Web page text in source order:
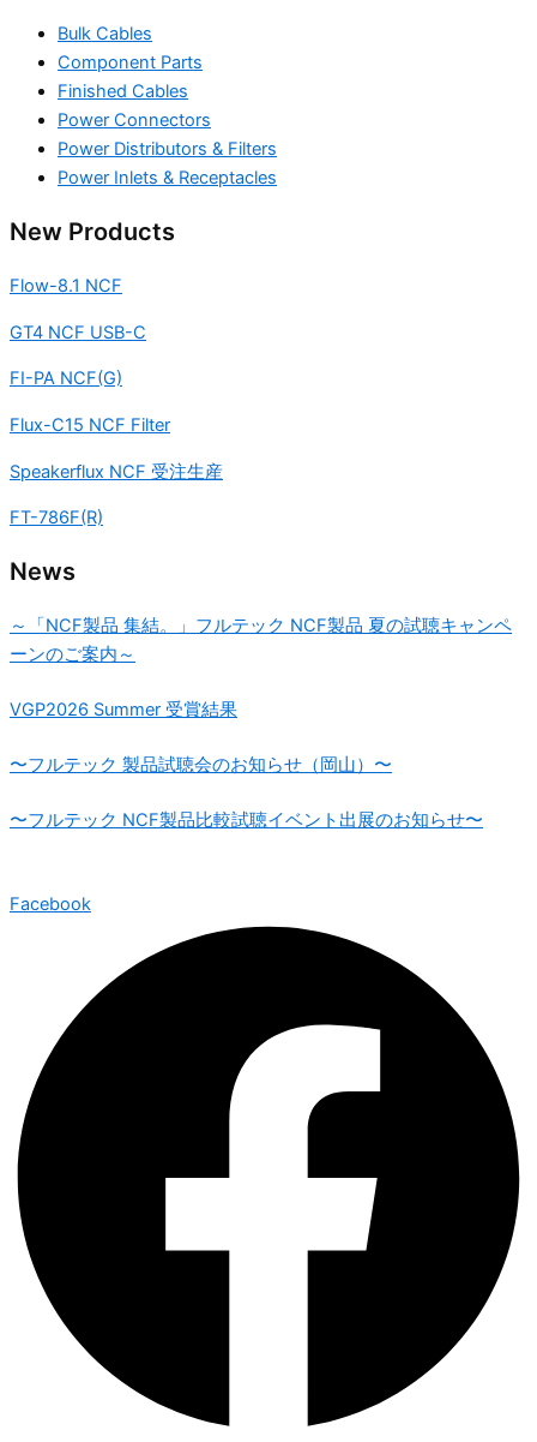
Bulk Cables
Component Parts
Finished Cables
Power Connectors
Power Distributors & Filters
Power Inlets & Receptacles
New Products
Flow-8.1 NCF
GT4 NCF USB-C
FI-PA NCF(G)
Flux-C15 NCF Filter
Speakerflux NCF 受注生産
FT-786F(R)
News
～「NCF製品 集結。」フルテック NCF製品 夏の試聴キャンペ
ーンのご案内～
VGP2026 Summer 受賞結果
〜フルテック 製品試聴会のお知らせ（岡山）〜
〜フルテック NCF製品比較試聴イベント出展のお知らせ〜
Facebook